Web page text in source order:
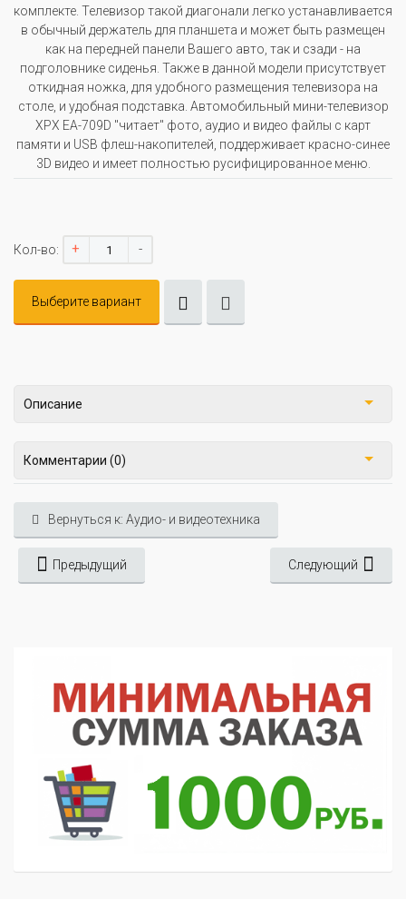
комплекте. Телевизор такой диагонали легко устанавливается
в обычный держатель для планшета и может быть размещен
как на передней панели Вашего авто, так и сзади - на
подголовнике сиденья. Также в данной модели присутствует
откидная ножка, для удобного размещения телевизора на
столе, и удобная подставка. Автомобильный мини-телевизор
XPX EA-709D "читает" фото, аудио и видео файлы с карт
памяти и USB флеш-накопителей, поддерживает красно-синее
3D видео и имеет полностью русифицированное меню.
Кол-во: + -
Выберите вариант
Описание
Комментарии (0)
Вернуться к: Аудио- и видеотехника
Предыдущий Следующий